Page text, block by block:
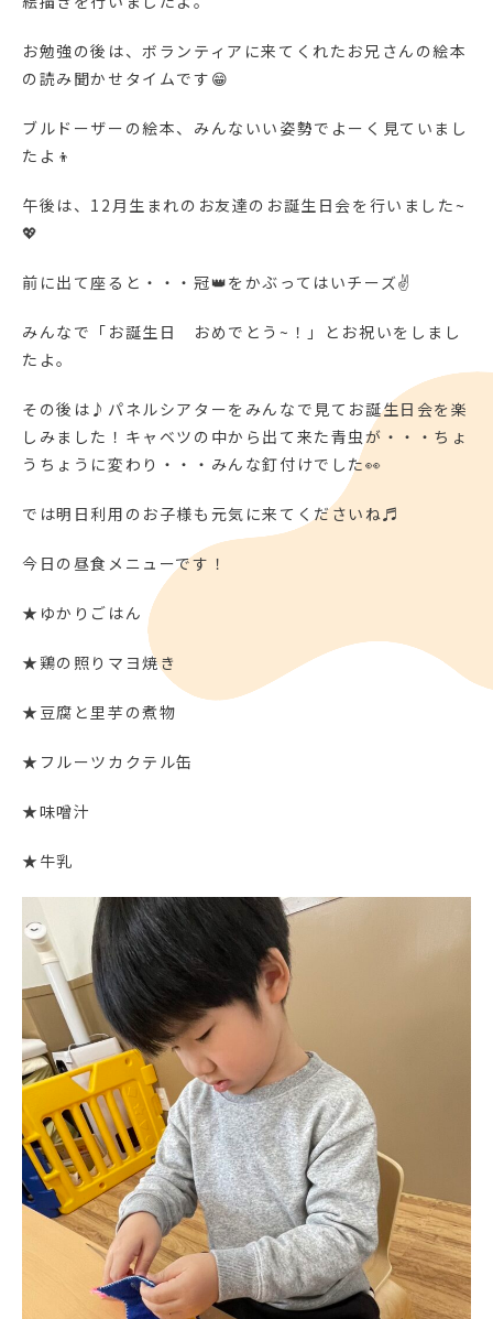
お勉強の後は、ボランティアに来てくれたお兄さんの絵本
の読み聞かせタイムです😁
ブルドーザーの絵本、みんないい姿勢でよーく見ていまし
たよ👦
午後は、12月生まれのお友達のお誕生日会を行いました~
💖
前に出て座ると・・・冠👑をかぶってはいチーズ✌
みんなで「お誕生日 おめでとう~！」とお祝いをしまし
たよ。
その後は♪パネルシアターをみんなで見てお誕生日会を楽
しみました！キャベツの中から出て来た青虫が・・・ちょ
うちょうに変わり・・・みんな釘付けでした👀
では明日利用のお子様も元気に来てくださいね♬
今日の昼食メニューです！
★ゆかりごはん
★鶏の照りマヨ焼き
★豆腐と里芋の煮物
★フルーツカクテル缶
★味噌汁
★牛乳